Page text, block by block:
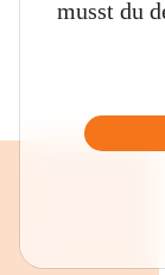
musst du